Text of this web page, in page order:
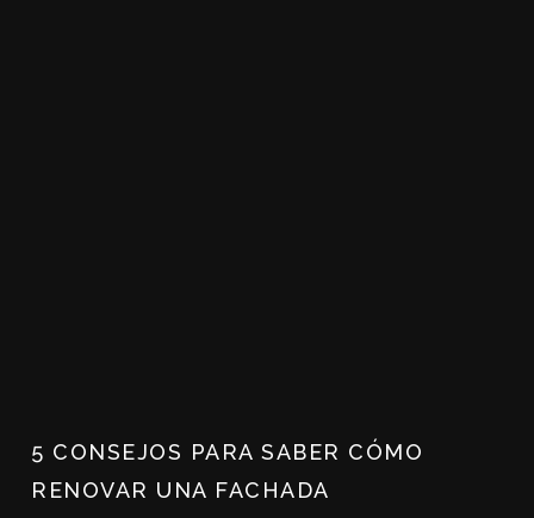
5 CONSEJOS PARA SABER CÓMO
RENOVAR UNA FACHADA